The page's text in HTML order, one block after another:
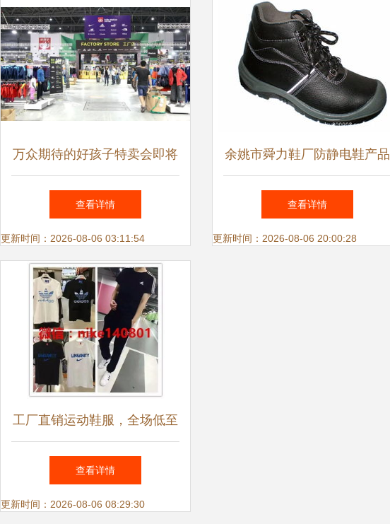
万众期待的好孩子特卖会即将
来袭，鞋服专场不容错过！
查看详情
更新时间：2026-08-06 03:11:54
余姚市舜力鞋厂防静电鞋产品
系列
查看详情
更新时间：2026-08-06 20:00:28
工厂直销运动鞋服，全场低至
两折，一手货源诚招代理
查看详情
更新时间：2026-08-06 08:29:30